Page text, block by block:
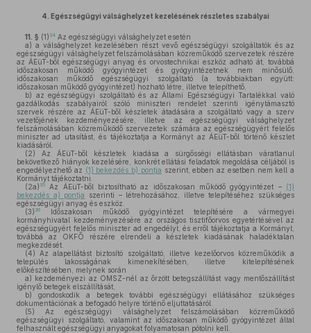
4. Egészségügyi válsághelyzet kezelésének részletes szabályai
11. § (1) 34 Az egészségügyi válsághelyzet esetén
a) a válsághelyzet kezelésében részt vevő egészségügyi szolgáltatók és az
egészségügyi válsághelyzet felszámolásában közreműködő szervezetek részére
az ÁEüT-ből egészségügyi anyag és orvostechnikai eszköz adható át, továbbá
időszakosan működő gyógyintézet és gyógyintézetnek nem minősülő,
időszakosan működő egészségügyi szolgáltató (a továbbiakban együtt:
időszakosan működő gyógyintézet) hozható létre, illetve telepíthető,
b) az egészségügyi szolgáltató és az Állami Egészségügyi Tartalékkal való
gazdálkodás szabályairól szóló miniszteri rendelet szerinti igénytámasztó
szervek részére az ÁEüT-ből készletek átadására a szolgáltató vagy a szerv
vezetőjének kezdeményezésére, illetve az egészségügyi válsághelyzet
felszámolásában közreműködő szervezetek számára az egészségügyért felelős
miniszter ad utasítást, és tájékoztatja a Kormányt az ÁEüT-ből történő készlet
kiadásáról.
(2) Az ÁEüT-ből készletek kiadása a sürgősségi ellátásban váratlanul
bekövetkező hiányok kezelésére, konkrét ellátási feladatok megoldása céljából is
engedélyezhető az (1) bekezdés b) pontja szerint, ebben az esetben nem kell a
Kormányt tájékoztatni.
(2a) 35 Az ÁEüT-ből biztosítható az időszakosan működő gyógyintézet – (1)
bekezdés a) pontja
szerinti – létrehozásához, illetve telepítéséhez szükséges
egészségügyi anyag és eszköz.
(3) 36
Időszakosan működő gyógyintézet telepítésére a vármegyei
kormányhivatal kezdeményezésére az országos tisztifőorvos egyetértésével az
egészségügyért felelős miniszter ad engedélyt, és erről tájékoztatja a Kormányt,
továbbá az OKFŐ részére elrendeli a készletek kiadásának haladéktalan
megkezdését.
(4) Az alapellátást biztosító szolgáltató, illetve kezelőorvos közreműködik a
település lakosságának kimenekítésében, illetve kitelepítésének
előkészítésében, melynek során
a) kezdeményezi az OMSZ-nél az őrzött betegszállítást vagy mentőszállítást
igénylő betegek elszállítását,
b) gondoskodik a betegek további egészségügyi ellátásához szükséges
dokumentációnak a befogadó helyre történő eljuttatásáról.
(5) Az egészségügyi válsághelyzet felszámolásában közreműködő
egészségügyi szolgáltató, valamint az időszakosan működő gyógyintézet által
felhasznált egészségügyi anyagokat folyamatosan pótolni kell.